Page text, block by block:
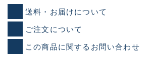
送料・お届けについて
ご注文について
この商品に関するお問い合わせ